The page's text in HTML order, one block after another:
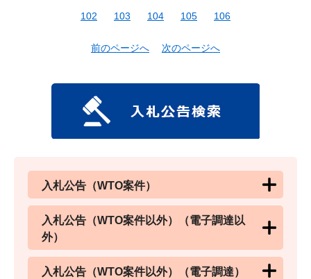
102
103 104 105 106
前のページへ 次のページへ
入札公告（WTO案件）
入札公告（WTO案件以外）（電子調達以
外）
入札公告（WTO案件以外）（電子調達）